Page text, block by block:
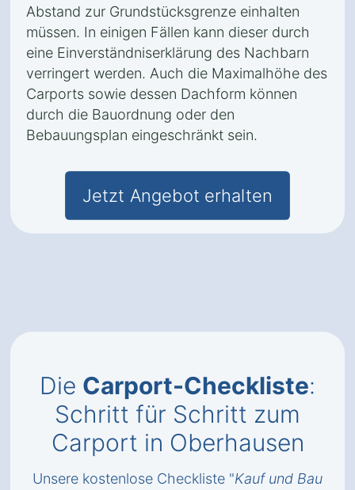
Abstand zur Grundstücksgrenze einhalten
müssen. In einigen Fällen kann dieser durch
eine Einverständniserklärung des Nachbarn
verringert werden. Auch die Maximalhöhe des
Carports sowie dessen Dachform können
durch die Bauordnung oder den
Bebauungsplan eingeschränkt sein.
Jetzt Angebot erhalten
Die Carport-Checkliste:
Schritt für Schritt zum
Carport in Oberhausen
Unsere kostenlose Checkliste "Kauf und Bau